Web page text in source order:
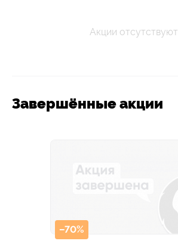
Акции отсутствуют
Завершённые акции
–70%